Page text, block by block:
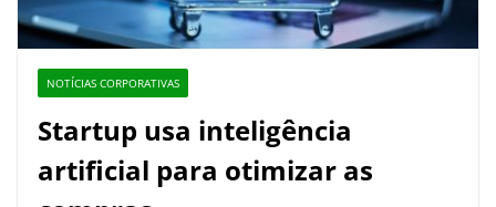
NOTÍCIAS CORPORATIVAS
Startup usa inteligência
artificial para otimizar as